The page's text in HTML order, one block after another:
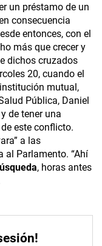
un préstamo de un
consecuencia
entonces, con el
más que crecer y
dichos cruzados
20, cuando el
mutual,
Pública, Daniel
de tener una
este conflicto.
a las
al Parlamento. “Ahí
, horas antes